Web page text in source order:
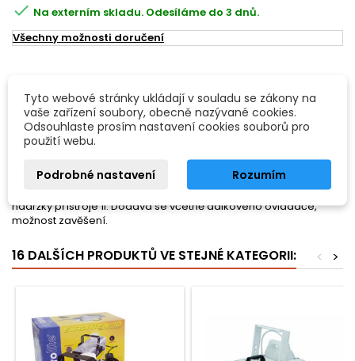
 Na externím skladu. Odesíláme do 3 dnů.
Všechny možnosti doručení
Eurolite N-19, výrobník mlhy, stříbrný
Velice snadná obsluha, ideální doplněk pro každou akci. K
zamlžení stačí tento přístroj a kapalina, kterou nalijete do
nádržky. Stiskem tlačítka přístroj zapnete a vypustíte tolik mlhy,
kolik potřebujete. Dofuk kouře je cca 2,5m, výkon 700W, objem
nádržky přístroje 1l. Dodává se včetně dálkového ovladače,
možnost zavěšení.
16 DALŠÍCH PRODUKTŮ VE STEJNÉ KATEGORII: >
<
Tyto webové stránky ukládají v souladu se zákony na
vaše zařízení soubory, obecně nazývané cookies.
Odsouhlaste prosím nastavení cookies souborů pro
použití webu.
Podrobné nastavení Rozumím